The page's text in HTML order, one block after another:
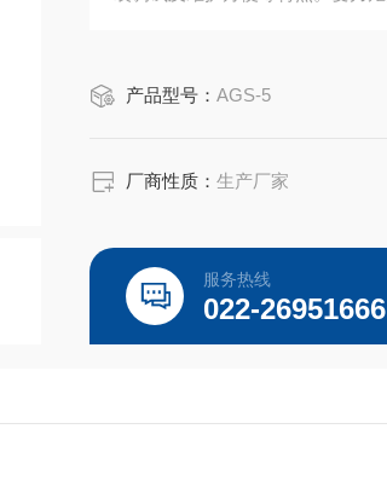
产品型号：AGS-5
厂商性质：生产厂家
服务热线
022-26951666